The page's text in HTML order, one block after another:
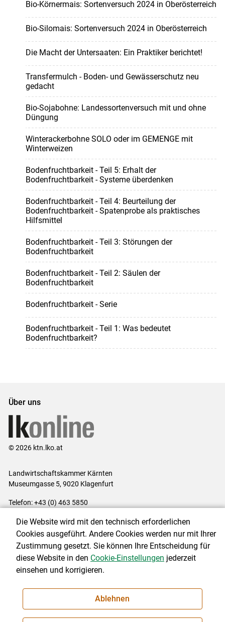
Bio-Körnermais: Sortenversuch 2024 in Oberösterreich
Bio-Silomais: Sortenversuch 2024 in Oberösterreich
Die Macht der Untersaaten: Ein Praktiker berichtet!
Transfermulch - Boden- und Gewässerschutz neu
gedacht
Bio-Sojabohne: Landessortenversuch mit und ohne
Düngung
Winterackerbohne SOLO oder im GEMENGE mit
Winterweizen
Bodenfruchtbarkeit - Teil 5: Erhalt der
Bodenfruchtbarkeit - Systeme überdenken
Bodenfruchtbarkeit - Teil 4: Beurteilung der
Bodenfruchtbarkeit - Spatenprobe als praktisches
Hilfsmittel
Bodenfruchtbarkeit - Teil 3: Störungen der
Bodenfruchtbarkeit
Bodenfruchtbarkeit - Teil 2: Säulen der
Bodenfruchtbarkeit
Bodenfruchtbarkeit - Serie
Bodenfruchtbarkeit - Teil 1: Was bedeutet
Bodenfruchtbarkeit?
Über uns
© 2026 ktn.lko.at
Landwirtschaftskammer Kärnten
Museumgasse 5, 9020 Klagenfurt
Telefon: +43 (0) 463 5850
Impressum|Kontakt|Datenschutzerklärung|Barrierefreiheit|
Cookie-Einstellungen
NEWSLETTER
Die Website wird mit den technisch erforderlichen
Cookies ausgeführt. Andere Cookies werden nur mit Ihrer
Zustimmung gesetzt. Sie können Ihre Entscheidung für
diese Website in den Cookie-Einstellungen jederzeit
einsehen und korrigieren.
Ablehnen